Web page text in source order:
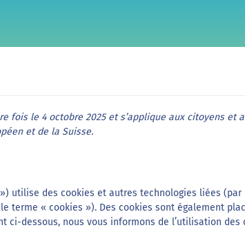
fois le 4 octobre 2025 et s’applique aux citoyens et
et de la Suisse.
utilise des cookies et autres technologies liées (par
terme « cookies »). Des cookies sont également
ci-dessous, nous vous informons de l’utilisation des